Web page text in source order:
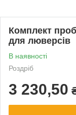
Комплект
для люверсів
В наявності
Роздріб
3 230,50